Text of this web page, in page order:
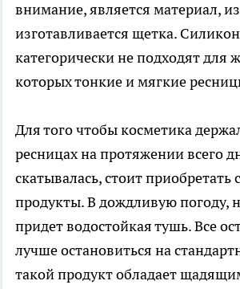
внимание, является материал,
изготавливается щетка.
категорически не подходят для
которых тонкие и мягкие
Для того чтобы косметика
ресницах на протяжении всего
скатывалась, стоит приобретать
продукты. В дождливую погоду,
придет водостойкая тушь. Все
лучше остановиться на
такой продукт обладает